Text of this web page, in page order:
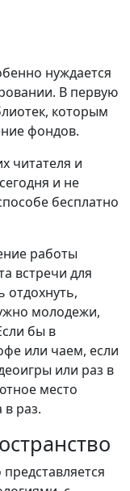
нуждается
В первую
которым
фондов.
читателя и
и не
бесплатно
работы
встречи для
отдохнуть,
молодежи,
бы в
или чаем, если
или раз в
место
раз.